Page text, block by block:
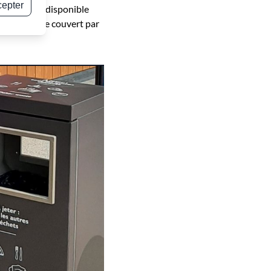
sera disponible
du territoire couvert par